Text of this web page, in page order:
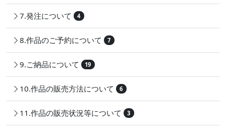
7.発注について 4
8.作品のご予約について 7
9.ご納品について 19
10.作品の販売方法について 6
11.作品の販売状況等について 3